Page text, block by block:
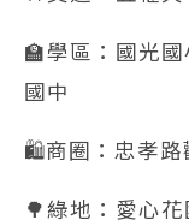
🏫學區：國光
國中
🛍️商圈：忠孝路
🌳綠地：愛心